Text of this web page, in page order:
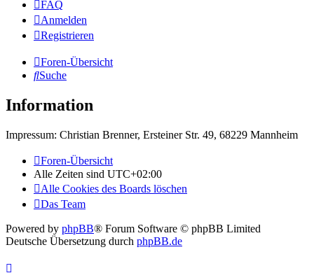
FAQ
Anmelden
Registrieren
Foren-Übersicht
Suche
Information
Impressum: Christian Brenner, Ersteiner Str. 49, 68229 Mannheim
Foren-Übersicht
Alle Zeiten sind UTC+02:00
Alle Cookies des Boards löschen
Das Team
Powered by phpBB® Forum Software © phpBB Limited
Deutsche Übersetzung durch phpBB.de